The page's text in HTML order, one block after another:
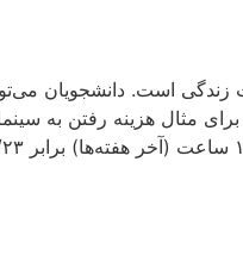
است. دانشجویان